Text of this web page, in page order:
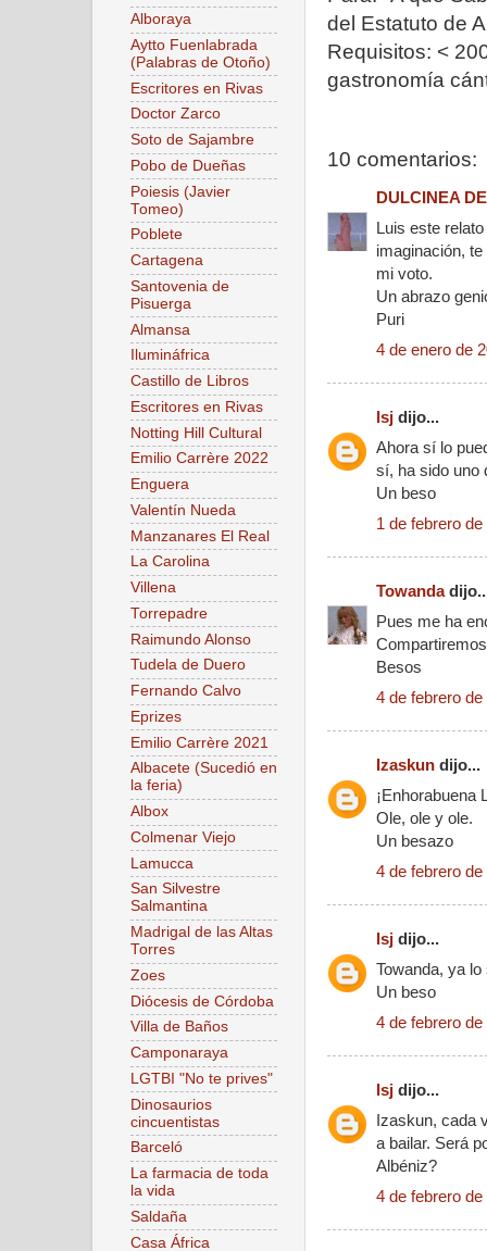
del Estatuto de
Requisitos: <
gastronomía
10 comentarios:
DULCINEA
Luis este
imaginación,
mi voto.
Un abrazo
Puri
4 de enero de
lsj dijo...
Ahora sí lo
sí, ha sido uno
Un beso
1 de febrero
Towanda
Pues me ha
Besos
4 de febrero
Izaskun dijo...
¡Enhorabuena
Ole, ole y ole.
Un besazo
4 de febrero
lsj dijo...
Towanda, ya
Un beso
4 de febrero
lsj dijo...
Izaskun, cada
a bailar. Será
Albéniz?
4 de febrero
Alboraya
Aytto Fuenlabrada
(Palabras de Otoño)
Escritores en Rivas
Doctor Zarco
Soto de Sajambre
Pobo de Dueñas
Poiesis (Javier
Tomeo)
Poblete
Cartagena
Santovenia de
Pisuerga
Almansa
Ilumináfrica
Castillo de Libros
Escritores en Rivas
Notting Hill Cultural
Emilio Carrère 2022
Enguera
Valentín Nueda
Manzanares El Real
La Carolina
Villena
Torrepadre
Raimundo Alonso
Tudela de Duero
Fernando Calvo
Eprizes
Emilio Carrère 2021
Albacete (Sucedió en
la feria)
Albox
Colmenar Viejo
Lamucca
San Silvestre
Salmantina
Madrigal de las Altas
Torres
Zoes
Diócesis de Córdoba
Villa de Baños
Camponaraya
LGTBI "No te prives"
Dinosaurios
cincuentistas
Barceló
La farmacia de toda
la vida
Saldaña
Casa África